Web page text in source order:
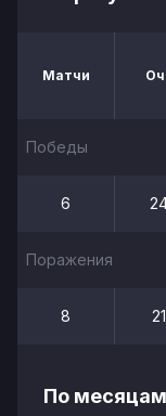
Матчи
Победы
6
Поражения
8
По месяцам